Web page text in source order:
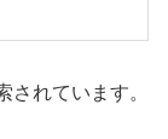
れています。